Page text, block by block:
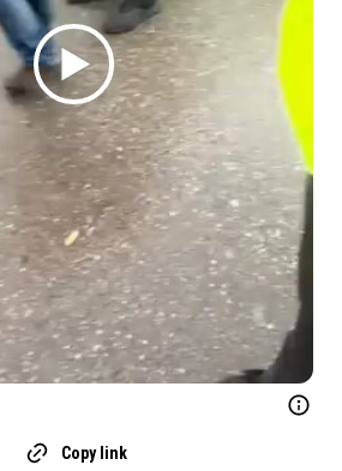
Copy link